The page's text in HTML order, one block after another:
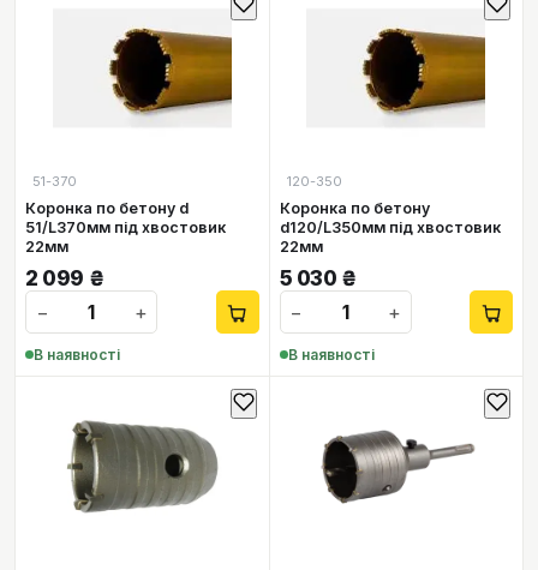
51-370
Коронка по бетону d
51/L370мм під хвостовик
22мм
2 099 ₴
−
+
В наявності
120-350
Коронка по бетону
d120/L350мм під хвостовик
22мм
5 030 ₴
−
+
В наявності